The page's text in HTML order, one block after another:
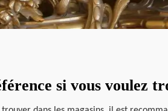
si vous voulez